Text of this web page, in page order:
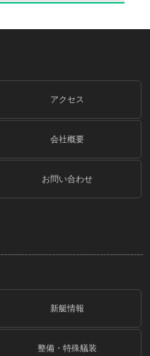
アクセス
会社概要
お問い合わせ
新艇情報
整備・特殊艤装